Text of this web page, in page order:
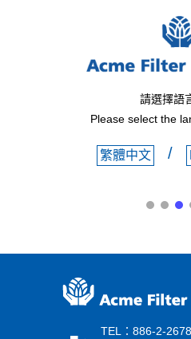
請選擇語
Please select the
繁體中文 /
TEL：886-2-